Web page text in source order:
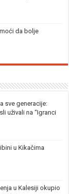
da bolje
sve generacije:
uživali na “Igranci
u Kikačima
u Kalesiji okupio